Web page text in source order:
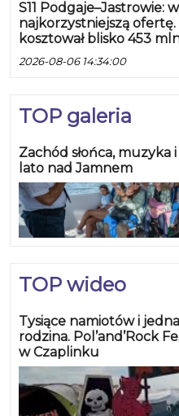
S11 Podgaje–Jastrowie:
najkorzystniejszą
kosztował blisko 453
2026-08-06 14:34:00
TOP galeria
Zachód słońca, muzyka
lato nad Jamnem
TOP wideo
Tysiące namiotów i
rodzina. Pol’and’Rock
w Czaplinku